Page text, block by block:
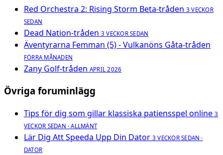
Red Orchestra 2: Rising Storm Beta-tråden 3 VECKOR
SEDAN
Dead Nation-tråden 3 VECKOR SEDAN
Äventyrarna Femman (5) - Vulkanöns Gåta-tråden
FÖRRA MÅNADEN
Zany Golf-tråden APRIL 2026
Övriga foruminlägg
Tips för dig som gillar klassiska patiensspel online 3
VECKOR SEDAN · ALLMÄNT
Lär Dig Att Speeda Upp Din Dator 3 VECKOR SEDAN ·
DATOR